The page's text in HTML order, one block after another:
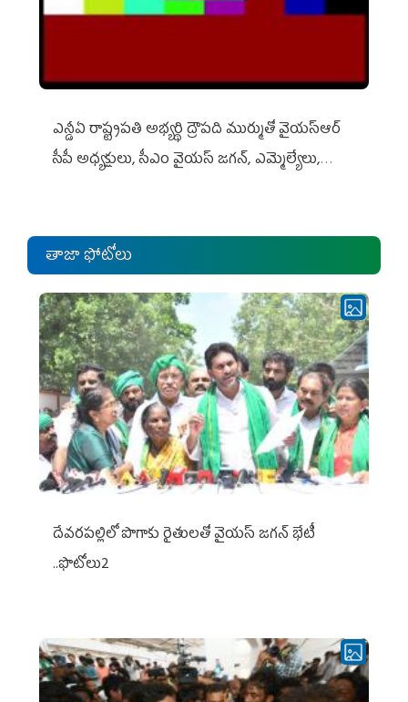
ఎన్డీఏ రాష్ట్ర‌ప‌తి అభ్య‌ర్థి ద్రౌప‌ది ముర్ముతో వైయ‌స్ఆర్
సీపీ అధ్య‌క్షులు, సీఎం వైయ‌స్ జ‌గ‌న్, ఎమ్మెల్యేలు,
తాజా ఫోటోలు
దేవరపల్లిలో పొగాకు రైతులతో వైయస్ జగన్ భేటీ
..ఫొటోలు2